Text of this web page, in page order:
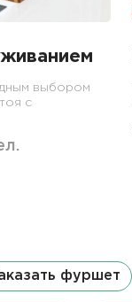
выбором
с
фуршет